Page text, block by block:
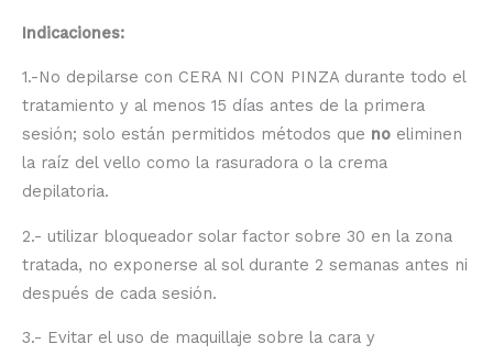
Indicaciones:
1.-No depilarse con CERA NI CON PINZA durante todo el
tratamiento y al menos 15 días antes de la primera
sesión; solo están permitidos métodos que no eliminen
la raíz del vello como la rasuradora o la crema
depilatoria.
2.- utilizar bloqueador solar factor sobre 30 en la zona
tratada, no exponerse al sol durante 2 semanas antes ni
después de cada sesión.
3.- Evitar el uso de maquillaje sobre la cara y